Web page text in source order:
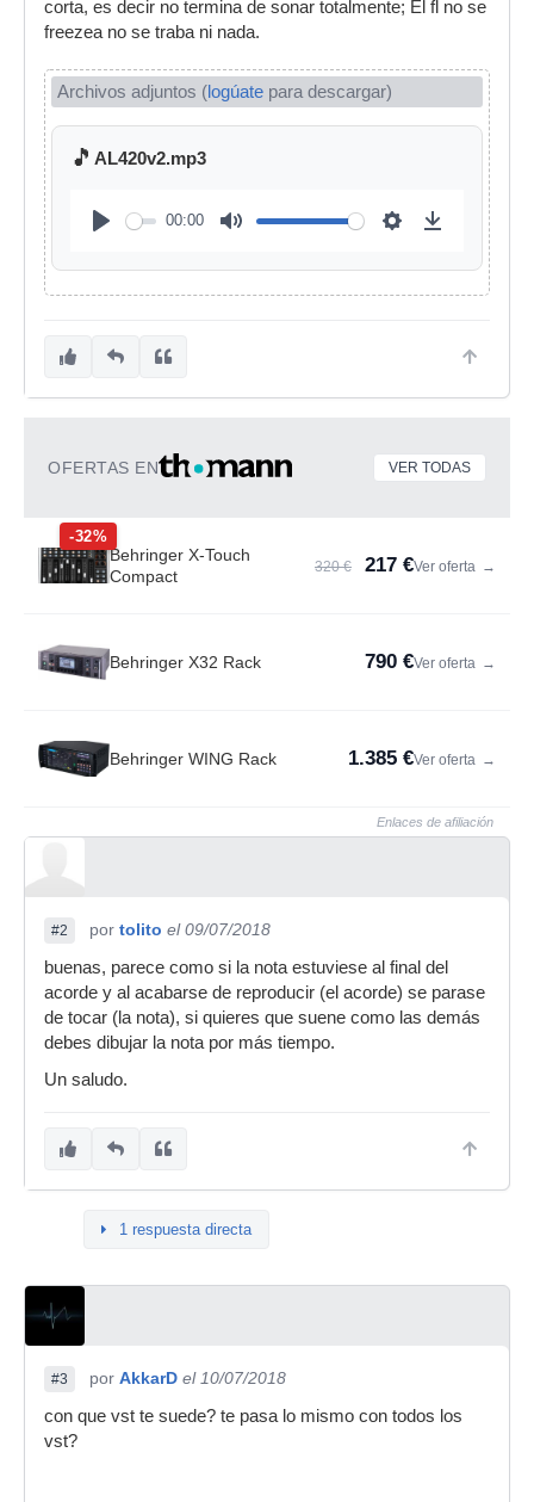
corta, es decir no termina de sonar totalmente; El fl no se
freezea no se traba ni nada.
Archivos adjuntos (logúate para descargar)
🎵 AL420v2.mp3
00:00
OFERTAS EN VER TODAS
-32%
Behringer X-Touch
Compact
320 € 217 €Ver oferta →
Behringer X32 Rack 790 €Ver oferta →
Behringer WING Rack 1.385 €Ver oferta →
Enlaces de afiliación
#2 por tolito el 09/07/2018
buenas, parece como si la nota estuviese al final del
acorde y al acabarse de reproducir (el acorde) se parase
de tocar (la nota), si quieres que suene como las demás
debes dibujar la nota por más tiempo.
Un saludo.
1 respuesta directa
#3 por AkkarD el 10/07/2018
con que vst te suede? te pasa lo mismo con todos los
vst?